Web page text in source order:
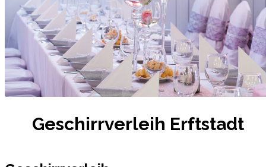
Geschirrverleih Erftstadt